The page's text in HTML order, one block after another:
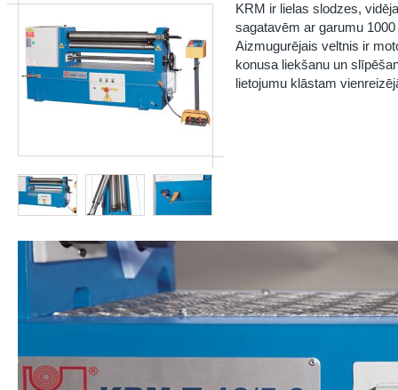
KRM ir lielas slodzes,
sagatavēm ar garumu
Aizmugurējais veltnis ir
konusa liekšanu un
lietojumu klāstam